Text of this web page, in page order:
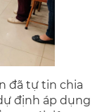
đã tự tin chia
định áp dụng